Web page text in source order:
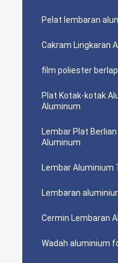
Pelat lembaran
Cakram Lingkaran
film poliester
Plat Kotak-kotak
Aluminum
Lembar Plat
Aluminum
Lembar Aluminium
Lembaran
Cermin Lembaran
Wadah aluminium